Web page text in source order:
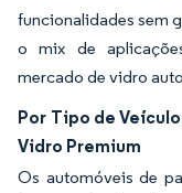
funcionalidades sem
o mix de
mercado de vidro
Por Tipo de
Vidro Premium
Os automóveis de